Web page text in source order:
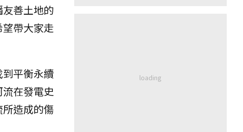
善土地的
帶大家走
平衡永續
在發電史
造成的傷